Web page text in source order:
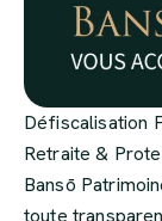
Défiscalisation
Retraite &
Bansō
toute